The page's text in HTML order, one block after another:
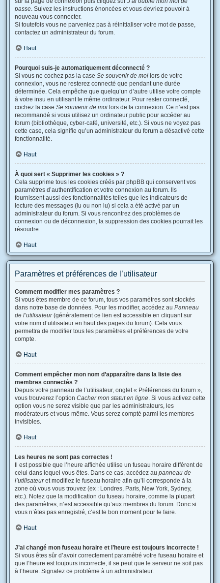
passe. Suivez les instructions énoncées et vous devriez pouvoir à
nouveau vous connecter.
Si toutefois vous ne parveniez pas à réinitialiser votre mot de passe,
contactez un administrateur du forum.
Haut
Pourquoi suis-je automatiquement déconnecté ?
Si vous ne cochez pas la case Se souvenir de moi lors de votre
connexion, vous ne resterez connecté que pendant une durée
déterminée. Cela empêche que quelqu’un d’autre utilise votre compte
à votre insu en utilisant le même ordinateur. Pour rester connecté,
cochez la case Se souvenir de moi lors de la connexion. Ce n’est pas
recommandé si vous utilisez un ordinateur public pour accéder au
forum (bibliothèque, cyber-café, université, etc.). Si vous ne voyez pas
cette case, cela signifie qu’un administrateur du forum a désactivé cette
fonctionnalité.
Haut
À quoi sert « Supprimer les cookies » ?
Cela supprime tous les cookies créés par phpBB qui conservent vos
paramètres d’authentification et votre connexion au forum. Ils
fournissent aussi des fonctionnalités telles que les indicateurs de
lecture des messages (lu ou non lu) si cela a été activé par un
administrateur du forum. Si vous rencontrez des problèmes de
connexion ou de déconnexion, la suppression des cookies pourrait les
résoudre.
Haut
Paramètres et préférences de l’utilisateur
Comment modifier mes paramètres ?
Si vous êtes membre de ce forum, tous vos paramètres sont stockés
dans notre base de données. Pour les modifier, accédez au Panneau
de l’utilisateur(généralement ce lien est accessible en cliquant sur
votre nom d’utilisateur en haut des pages du forum). Cela vous
permettra de modifier tous les paramètres et préférences de votre
compte.
Haut
Comment empêcher mon nom d’apparaître dans la liste des
membres connectés ?
Depuis votre panneau de l’utilisateur, onglet « Préférences du forum »,
vous trouverez l’option Cacher mon statut en ligne. Si vous activez cette
option vous ne serez visible que par les administrateurs, les
modérateurs et vous-même. Vous serez compté parmi les membres
invisibles.
Haut
Les heures ne sont pas correctes !
Il est possible que l’heure affichée utilise un fuseau horaire différent de
celui dans lequel vous êtes. Dans ce cas, accédez au panneau de
l’utilisateuret modifiez le fuseau horaire afin qu’il corresponde à la
zone où vous vous trouvez (ex : Londres, Paris, New York, Sydney,
etc.). Notez que la modification du fuseau horaire, comme la plupart
des paramètres, n’est accessible qu’aux membres du forum. Donc si
vous n’êtes pas enregistré, c’est le bon moment pour le faire.
Haut
J’ai changé mon fuseau horaire et l’heure est toujours incorrecte !
Si vous êtes sûr d’avoir correctement paramétré votre fuseau horaire et
que l’heure est toujours incorrecte, il se peut que le serveur ne soit pas
à l’heure. Signalez ce problème à un administrateur.